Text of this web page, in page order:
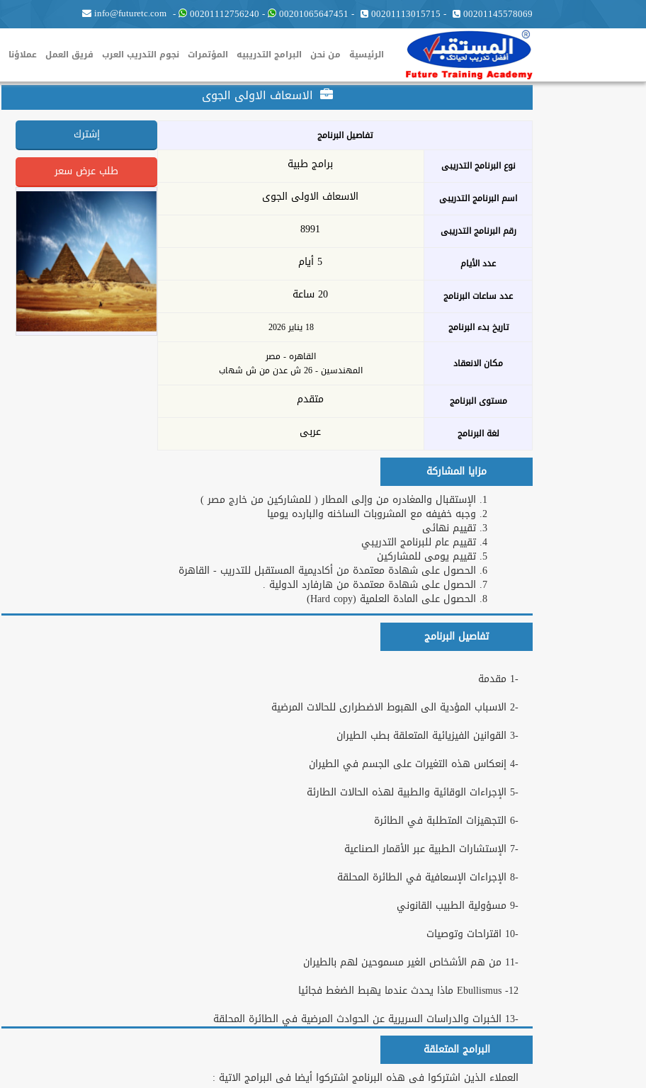
00201145578069
-
00201113015715
-
00201065647451
-
00201112756240
-
info@futuretc.com
الرئيسية من نحن البرامج التدريبيه المؤتمرات نجوم التدريب العرب فريق العمل عملاؤنا
الاسعاف الاولى الجوى
تفاصيل البرنامج
نوع البرنامج التدريبى
برامج طبية
اسم البرنامج التدريبى الاسعاف الاولى الجوى
رقم البرنامج التدريبى 8991
عدد الأيام 5 أيام
عدد ساعات البرنامج 20 ساعة
تاريخ بدء البرنامج 18 يناير 2026
مكان الانعقاد
القاهره - مصر
المهندسين - 26 ش عدن من ش شهاب
مستوى البرنامج
متقدم
لغة البرنامج عربى
إشترك
طلب عرض سعر
مزايا المشاركة
الإستقبال والمغادره من وإلى المطار ( للمشاركين من خارج مصر )
وجبه خفيفه مع المشروبات الساخنه والبارده يوميا
تقييم نهائى
تقييم عام للبرنامج التدريبي
تقييم يومى للمشاركين
الحصول على شهادة معتمدة من أكاديمية المستقبل للتدريب - القاهرة
الحصول على شهادة معتمدة من هارفارد الدولية .
الحصول على المادة العلمية (Hard copy)
تفاصيل البرنامج
-1 مقدمة
-2 الاسباب المؤدیة الى الھبوط الاضطرارى للحالات المرضیة
-3 القوانین الفیزیائیة المتعلقة بطب الطیران
-4 إنعكاس ھذه التغیرات على الجسم في الطیران
-5 الإجراءات الوقائیة والطبیة لھذه الحالات الطارئة
-6 التجھیزات المتطلبة في الطائرة
-7 الإستشارات الطبیة عبر الأقمار الصناعیة
-8 الإجراءات الإسعافیة في الطائرة المحلقة
-9 مسؤولیة الطبیب القانوني
-10 اقتراحات وتوصیات
-11 من ھم الأشخاص الغیر مسموحین لھم بالطیران
Ebullismus -12 ماذا یحدث عندما یھبط الضغط فجائیا
-13 الخبرات والدراسات السریریة عن الحوادث المرضیة في الطائرة المحلقة
البرامج المتعلقة
العملاء الذين اشتركوا فى هذه البرنامج اشتركوا أيضا فى البرامج الاتية :